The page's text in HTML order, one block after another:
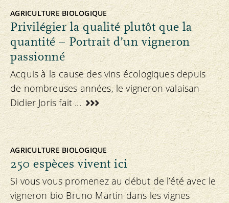
AGRICULTURE BIOLOGIQUE
Privilégier la qualité plutôt que la
quantité – Portrait d’un vigneron
passionné
Acquis à la cause des vins écologiques depuis
de nombreuses années, le vigneron valaisan
Didier Joris fait ...
AGRICULTURE BIOLOGIQUE
250 espèces vivent ici
Si vous vous promenez au début de l’été avec le
vigneron bio Bruno Martin dans les vignes